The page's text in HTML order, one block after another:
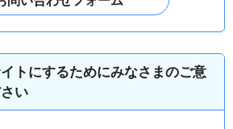
トにするためにみなさまのご意
い